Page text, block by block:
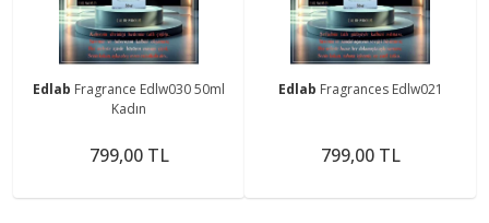
Edlab Fragrance Edlw030 50ml
Kadın
799,00 TL
Edlab Fragrances Edlw021
799,00 TL